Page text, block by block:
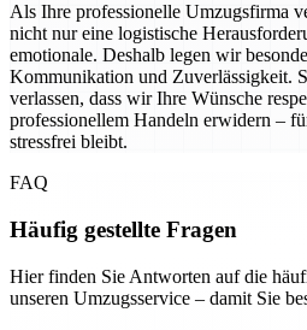
Als Ihre professionelle Umzugsfirma
nicht nur eine logistische
emotionale. Deshalb legen wir
Kommunikation und Zuverlässigkeit.
verlassen, dass wir Ihre Wünsche
professionellem Handeln erwidern –
stressfrei bleibt.
FAQ
Häufig gestellte Fragen
Hier finden Sie Antworten auf die
unseren Umzugsservice – damit Sie